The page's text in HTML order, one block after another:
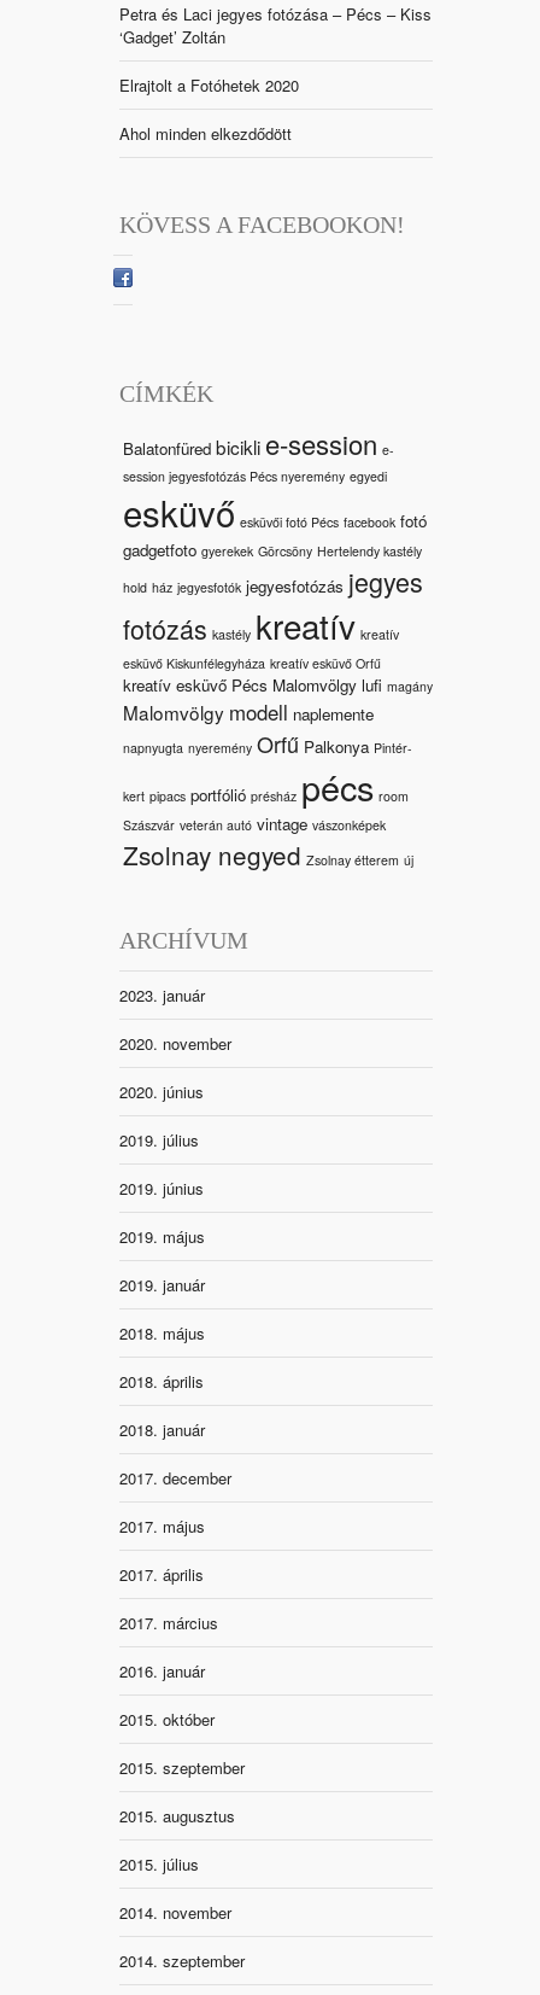
Petra és Laci jegyes fotózása – Pécs – Kiss
‘Gadget’ Zoltán
Elrajtolt a Fotóhetek 2020
Ahol minden elkezdődött
KÖVESS A FACEBOOKON!
CÍMKÉK
Balatonfüred bicikli e-session e-
session jegyesfotózás Pécs nyeremény egyedi
esküvő esküvői fotó Pécs facebook fotó
gadgetfoto gyerekek Görcsöny Hertelendy kastély
hold ház jegyesfotók jegyesfotózás jegyes
fotózás kastély kreatív kreatív
esküvő Kiskunfélegyháza kreatív esküvő Orfű
kreatív esküvő Pécs Malomvölgy lufi magány
Malomvölgy modell naplemente
napnyugta nyeremény Orfű Palkonya Pintér-
kert pipacs portfólió présház pécs room
Szászvár veterán autó vintage vászonképek
Zsolnay negyed Zsolnay étterem új
ARCHÍVUM
2023. január
2020. november
2020. június
2019. július
2019. június
2019. május
2019. január
2018. május
2018. április
2018. január
2017. december
2017. május
2017. április
2017. március
2016. január
2015. október
2015. szeptember
2015. augusztus
2015. július
2014. november
2014. szeptember